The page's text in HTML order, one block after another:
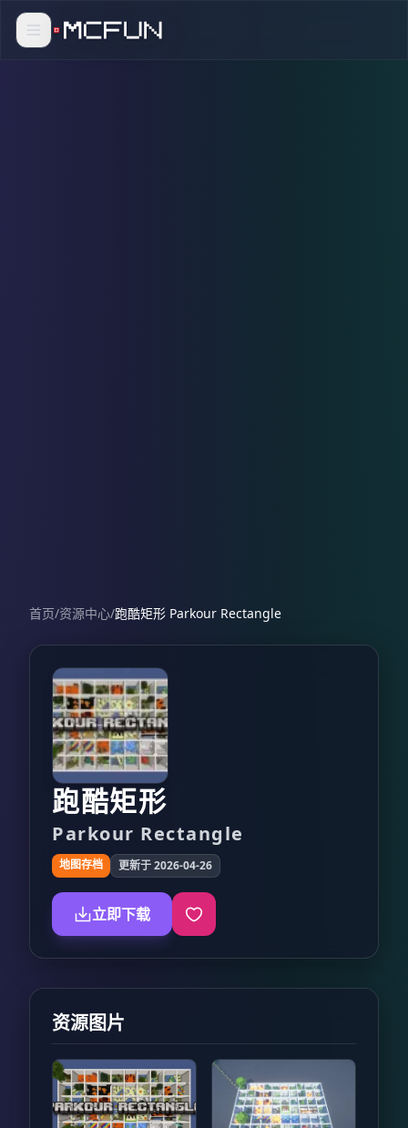
首页/资源中心/跑酷矩形 Parkour Rectangle
跑酷矩形
Parkour Rectangle
地图存档 更新于 2026-04-26
立即下载
资源图片